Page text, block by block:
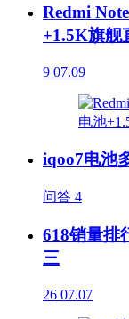
Redmi
+1.5K旗舰
9 07.09
iqoo7电池
问答 4
618销量排
三
26 07.07